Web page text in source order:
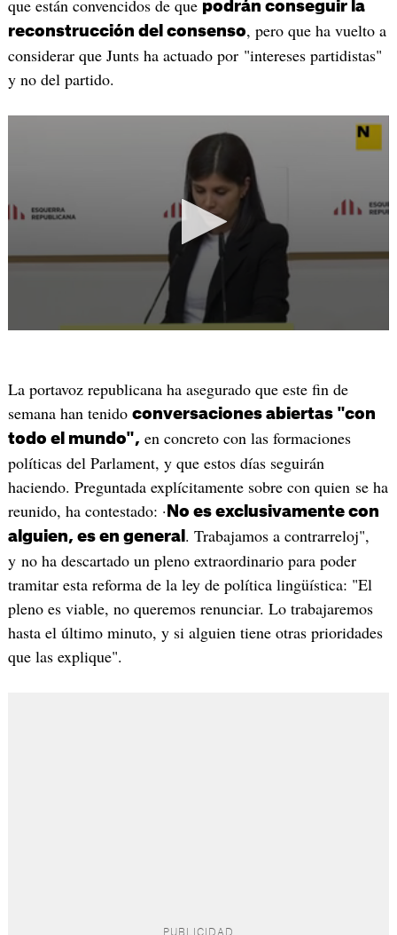
que están convencidos de que podrán conseguir la
reconstrucción del consenso, pero que ha vuelto a
considerar que Junts ha actuado por "intereses partidistas"
y no del partido.
La portavoz republicana ha asegurado que este fin de
semana han tenido conversaciones abiertas "con
todo el mundo", en concreto con las formaciones
políticas del Parlament, y que estos días seguirán
haciendo. Preguntada explícitamente sobre con quien se ha
reunido, ha contestado: · No es exclusivamente con
alguien, es en general . Trabajamos a contrarreloj",
y no ha descartado un pleno extraordinario para poder
tramitar esta reforma de la ley de política lingüística: "El
pleno es viable, no queremos renunciar. Lo trabajaremos
hasta el último minuto, y si alguien tiene otras prioridades
que las explique".